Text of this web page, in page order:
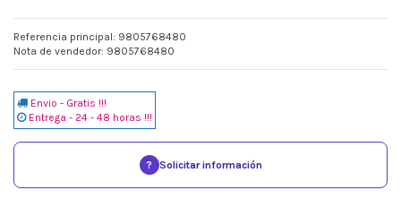
Referencia principal: 9805768480
Nota de vendedor: 9805768480
Envio - Gratis !!!
Entrega - 24 - 48 horas !!!
? Solicitar información